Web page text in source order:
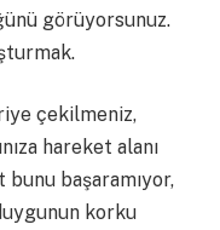
görüyorsunuz.
çekilmeniz,
hareket alanı
bunu başaramıyor,
korku